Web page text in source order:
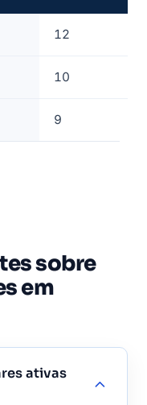
12
10
9
sobre
em
ativas